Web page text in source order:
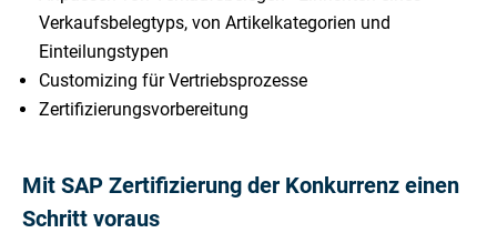
Verkaufsbelegtyps, von Artikelkategorien und
Einteilungstypen
Customizing für Vertriebsprozesse
Zertifizierungsvorbereitung
Mit SAP Zertifizierung der Konkurrenz einen
Schritt voraus